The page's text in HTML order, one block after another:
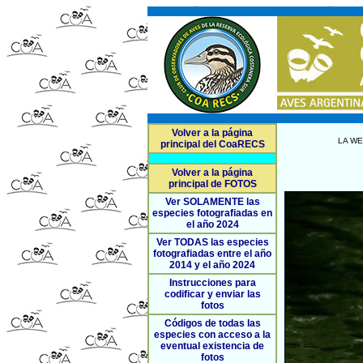
Volver a la página
principal del CoaRECS
Volver a la página
principal de FOTOS
Ver SOLAMENTE las
especies fotografiadas en
el año 2024
Ver TODAS las especies
fotografiadas entre el año
2014 y el año 2024
Instrucciones para
codificar y enviar las
fotos
Códigos de todas las
especies con acceso a la
eventual existencia de
fotos
LA